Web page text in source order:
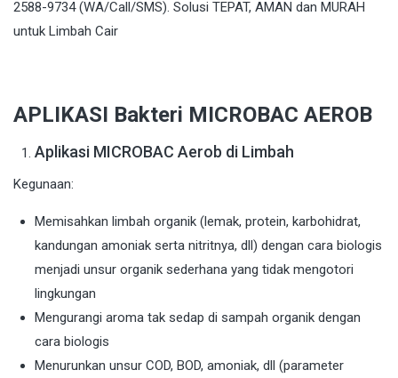
APLIKASI Bakteri MICROBAC AEROB
Aplikasi MICROBAC Aerob di Limbah
Kegunaan:
Memisahkan limbah organik (lemak, protein, karbohidrat,
kandungan amoniak serta nitritnya, dll) dengan cara biologis
menjadi unsur organik sederhana yang tidak mengotori
lingkungan
Mengurangi aroma tak sedap di sampah organik dengan
cara biologis
Menurunkan unsur COD, BOD, amoniak, dll (parameter